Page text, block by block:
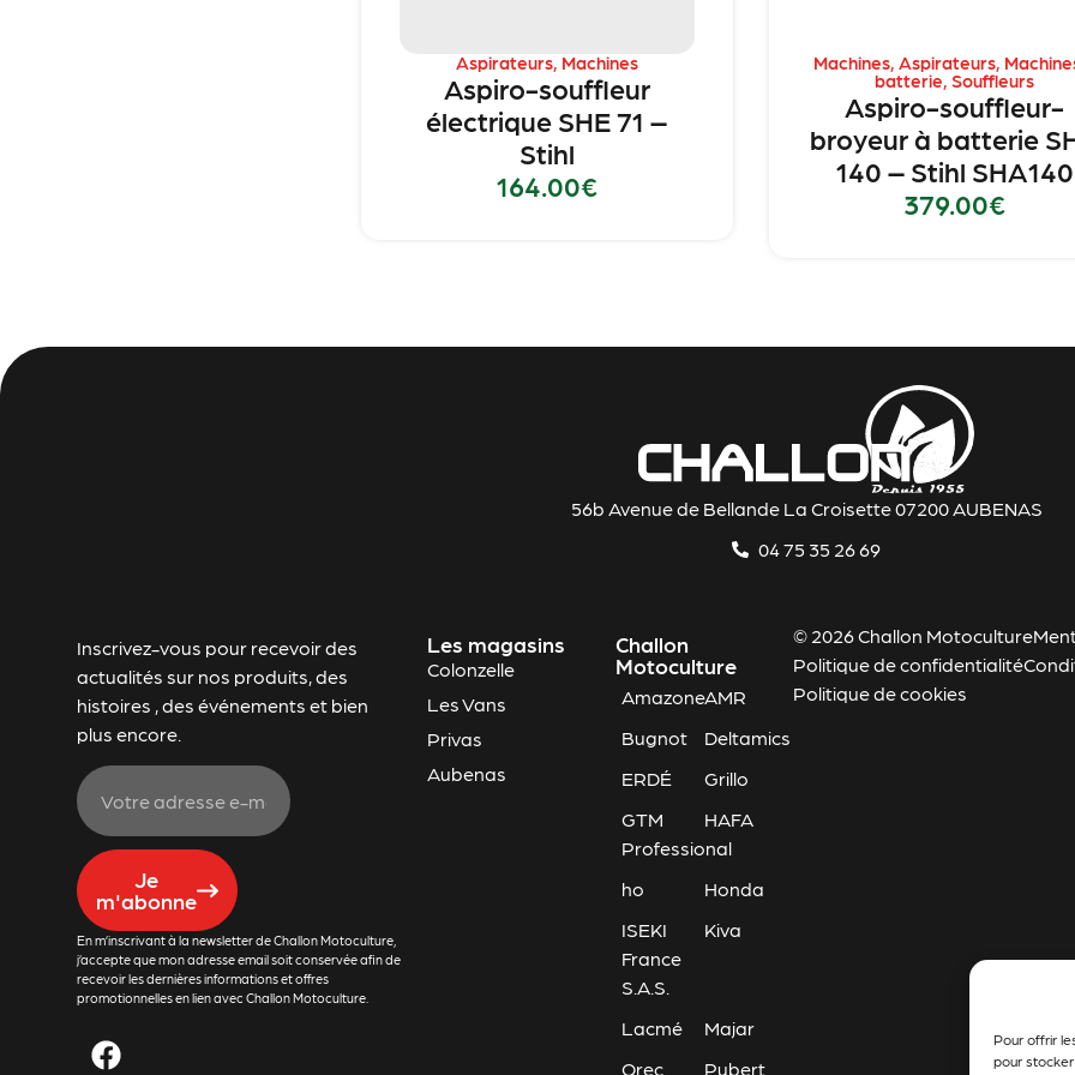
Pour offrir
pour
Aspirateurs, Machines
Aspiro-souffleur
électrique SHE 71 –
Stihl
164.00€
Machines Aspirateurs
batterie Souffleurs
Aspiro-souffleur-
broyeur à batterie
140 – Stihl SHA140
379.00€
56b Avenue de Bellande La Croisette 07200 AUBENAS
04 75 35 26 69
Inscrivez-vous pour recevoir des
actualités sur nos produits, des
histoires , des événements et bien
plus encore.
Je
m'abonne
En m’inscrivant à la newsletter de Challon Motoculture,
j’accepte que mon adresse email soit conservée afin de
recevoir les dernières informations et offres
promotionnelles en lien avec Challon Motoculture.
Les magasins
Colonzelle
Les Vans
Privas
Aubenas
Challon
Motoculture
AmazoneAMR
Bugnot
Deltamics
ERDÉ
Grillo
GTM
Professional
HAFA
ho
Honda
ISEKI
France
S.A.S.
Kiva
Lacmé
Majar
Orec
Pubert
© 2026 Challon Motoculture
Politique de confidentialité
Politique de cookies